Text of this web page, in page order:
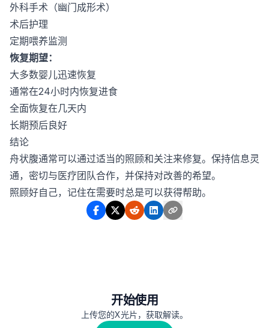
外科手术（幽门成形术）
术后护理
定期喂养监测
恢复期望：
大多数婴儿迅速恢复
通常在24小时内恢复进食
全面恢复在几天内
长期预后良好
结论
舟状腹通常可以通过适当的照顾和关注来修复。保持信息灵
通，密切与医疗团队合作，并保持对改善的希望。
照顾好自己，记住在需要时总是可以获得帮助。
开始使用
上传您的X光片，获取解读。